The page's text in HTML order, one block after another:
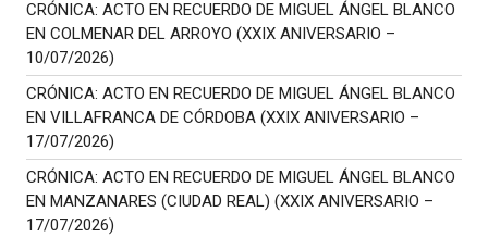
CRÓNICA: ACTO EN RECUERDO DE MIGUEL ÁNGEL BLANCO
EN COLMENAR DEL ARROYO (XXIX ANIVERSARIO –
10/07/2026)
CRÓNICA: ACTO EN RECUERDO DE MIGUEL ÁNGEL BLANCO
EN VILLAFRANCA DE CÓRDOBA (XXIX ANIVERSARIO –
17/07/2026)
CRÓNICA: ACTO EN RECUERDO DE MIGUEL ÁNGEL BLANCO
EN MANZANARES (CIUDAD REAL) (XXIX ANIVERSARIO –
17/07/2026)